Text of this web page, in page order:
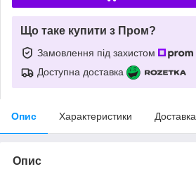
Що таке купити з Пром?
Замовлення під захистом
Доступна доставка
Опис Характеристики Доставка
Опис